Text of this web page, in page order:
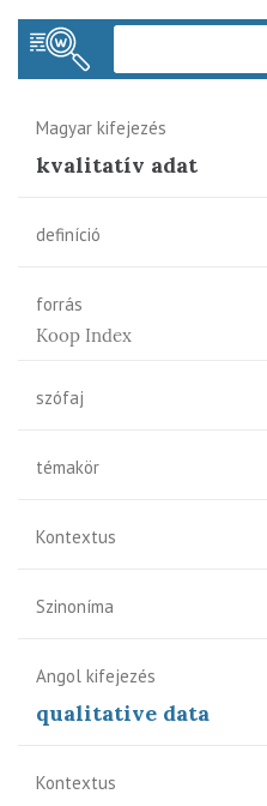
Magyar kifejezés
kvalitatív adat
definíció
forrás
Koop Index
szófaj
témakör
Kontextus
Szinoníma
Angol kifejezés
qualitative data
Kontextus